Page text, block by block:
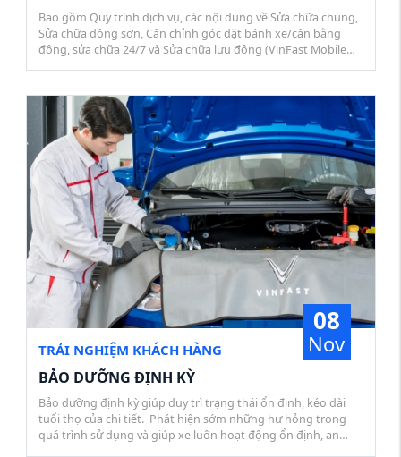
Bao gồm Quy trình dịch vụ, các nội dung về Sửa chữa chung,
Sửa chữa đồng sơn, Cân chỉnh góc đặt bánh xe/cân bằng
động, sửa chữa 24/7 và Sửa chữa lưu động (VinFast Mobile
08
Nov
TRẢI NGHIỆM KHÁCH HÀNG
BẢO DƯỠNG ĐỊNH KỲ
Bảo dưỡng định kỳ giúp duy trì trạng thái ổn định, kéo dài
tuổi thọ của chi tiết. Phát hiện sớm những hư hỏng trong
quá trình sử dụng và giúp xe luôn hoạt động ổn định, an